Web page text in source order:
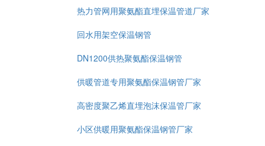
热力管网用聚氨酯直埋保温管道厂家
回水用架空保温钢管
DN1200供热聚氨酯保温钢管
供暖管道专用聚氨酯保温钢管厂家
高密度聚乙烯直埋泡沫保温管厂家
小区供暖用聚氨酯保温钢管厂家